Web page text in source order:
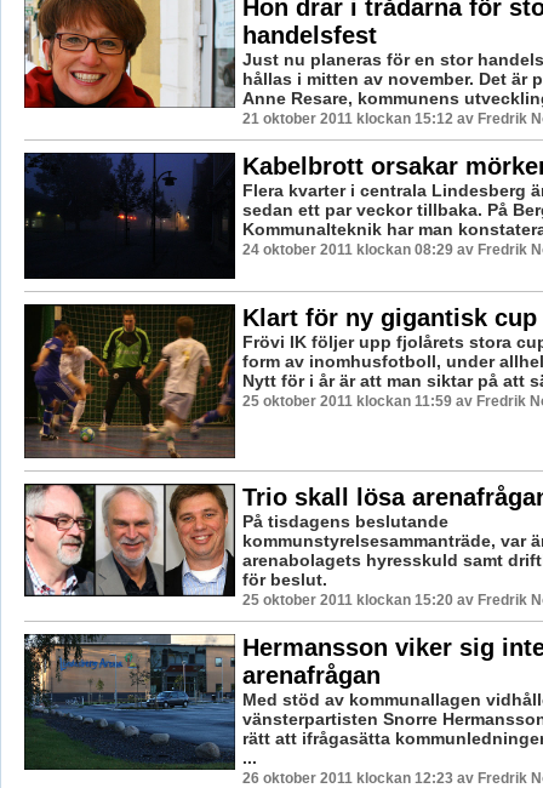
Hon drar i trådarna för
handelsfest
Just nu planeras för en stor
hållas i mitten av november. Det är
Anne Resare, kommunens
21 oktober 2011 klockan 15:12 av Fredrik
Kabelbrott orsakar
Flera kvarter i centrala Lindesberg
sedan ett par veckor tillbaka. På
Kommunalteknik har man
24 oktober 2011 klockan 08:29 av Fredrik
Klart för ny gigantisk cup
Frövi IK följer upp fjolårets stora
form av inomhusfotboll, under
Nytt för i år är att man siktar på att
25 oktober 2011 klockan 11:59 av Fredrik
Trio skall lösa
På tisdagens beslutande
kommunstyrelsesammanträde, var
arenabolagets hyresskuld samt
för beslut.
25 oktober 2011 klockan 15:20 av Fredrik
Hermansson viker sig
arenafrågan
Med stöd av kommunallagen
vänsterpartisten Snorre
rätt att ifrågasätta
...
26 oktober 2011 klockan 12:23 av Fredrik